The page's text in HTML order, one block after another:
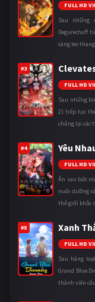
FULL HD
Sau những
Degurechaff
càng leo
#3
FULL HD
Sau những
2) tiếp tục
chống lại các
#4 Yêu
FULL HD
Ẩn sau bức
nuôi dưỡng
thế giới khắc
#5 Xanh
FULL HD
Sau hàng
Grand Blue
thành viên